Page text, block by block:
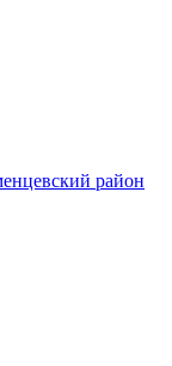
район